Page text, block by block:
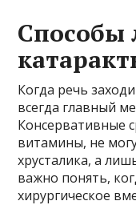
Способы
Когда речь
всегда главный
Консервативные
витамины, не
хрусталика, а
важно понять,
хирургическое